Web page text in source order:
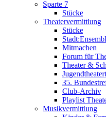
Sparte 7
Stücke
Theatervermittlung
Stücke
Mitmachen
Forum für
Theater &
35.
Club-Archiv
Playlist
Musikvermittlung